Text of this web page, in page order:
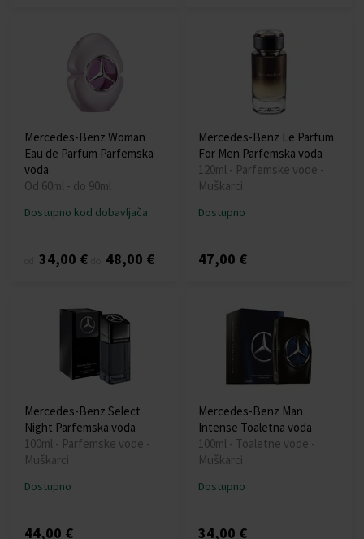
Mercedes-Benz Woman
Eau de Parfum Parfemska
voda
Od 60ml - do 90ml
Dostupno kod dobavljača
34,00 € 48,00 €
Mercedes-Benz Le Parfum
For Men Parfemska voda
120ml - Parfemske vode -
Muškarci
Dostupno
47,00 €
Mercedes-Benz Select
Night Parfemska voda
100ml - Parfemske vode -
Muškarci
Dostupno
44,00 €
Mercedes-Benz Man
Intense Toaletna voda
100ml - Toaletne vode -
Muškarci
Dostupno
34,00 €